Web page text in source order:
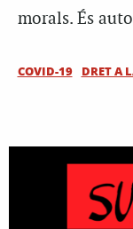
morals. És
COVID-19 DRET A